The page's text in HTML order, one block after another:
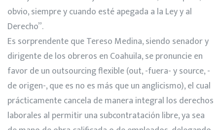
obvio, siempre y cuando esté apegada a la Ley y al
Derecho”.
Es sorprendente que Tereso Medina, siendo senador y
dirigente de los obreros en Coahuila, se pronuncie en
favor de un outsourcing flexible (out, -fuera- y source, -
de origen-, que es no es más que un anglicismo), el cual
prácticamente cancela de manera integral los derechos
laborales al permitir una subcontratación libre, ya sea